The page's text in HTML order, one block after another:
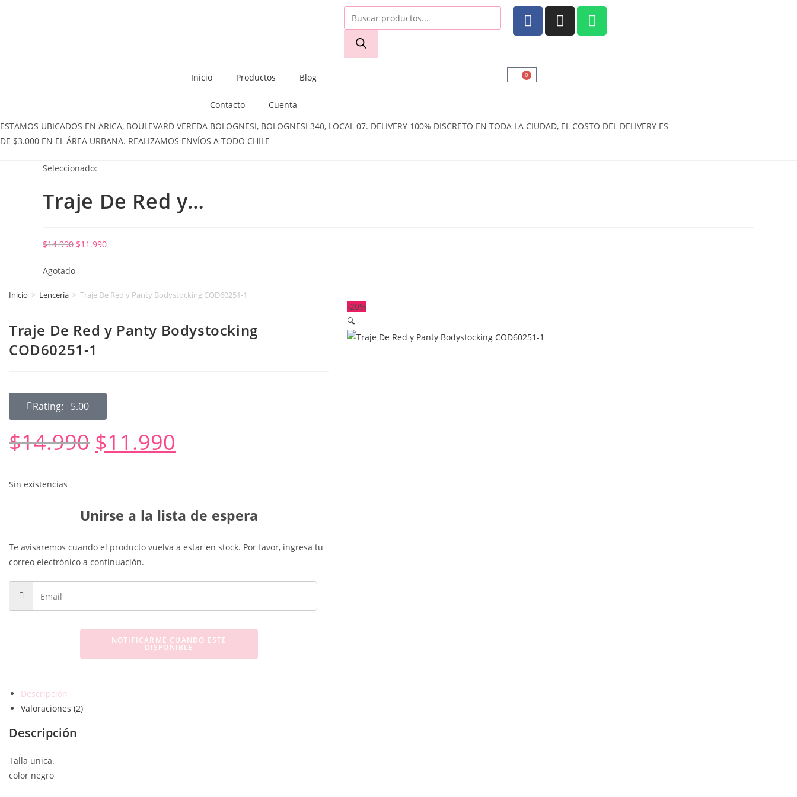
Inicio Productos Blog
Contacto Cuenta
0
ESTAMOS UBICADOS EN ARICA, BOULEVARD VEREDA BOLOGNESI, BOLOGNESI 340, LOCAL 07. DELIVERY 100% DISCRETO EN TODA LA CIUDAD, EL COSTO DEL DELIVERY ES
DE $3.000 EN EL ÁREA URBANA. REALIZAMOS ENVÍOS A TODO CHILE
Seleccionado:
Traje De Red y…
$14.990 $11.990
Agotado
Inicio > Lencería > Traje De Red y Panty Bodystocking COD60251-1
Traje De Red y Panty Bodystocking
COD60251-1
Rating: 5.00
$14.990 $11.990
Sin existencias
Unirse a la lista de espera
Te avisaremos cuando el producto vuelva a estar en stock. Por favor, ingresa tu
correo electrónico a continuación.
NOTIFICARME CUANDO ESTÉ
DISPONIBLE
-20%
🔍
Descripción
Valoraciones (2)
Descripción
Talla unica.
color negro